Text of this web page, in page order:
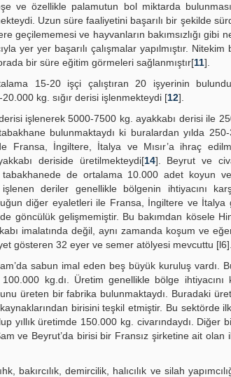
ve özellikle palamutun bol miktarda bulunması
Uzun süre faaliyetini başarılı bir şekilde
geçilememesi ve hayvanların bakımsızlığı gibi
yer yer başarılı çalışmalar yapılmıştır. Nitekim
bir süre eğitim görmeleri sağlanmıştır[11].
15-20 işçi çalıştıran 20 işyerinin
kg. sığır derisi işlenmekteydi [12].
işlenerek 5000-7500 kg. ayakkabı derisi ile
bulunmaktaydı ki buralardan yılda 250-
İngiltere, İtalya ve Mısır’a ihraç
deriside üretilmekteydi[14]. Beyrut ve
de ortalama 10.000 adet koyun
deriler genellikle bölgenin ihtiyacını
diğer eyaletleri ile Fransa, İngiltere ve İtalya
göncülük gelişmemiştir. Bu bakımdan kösele
imalatında değil, aynı zamanda koşum ve
gösteren 32 eyer ve semer atölyesi mevcuttu [l6].
sabun imal eden beş büyük kuruluş vardı.
kg.dı. Üretim genellikle bölge ihtiyacını
üreten bir fabrika bulunmaktaydı. Buradaki
birisini teşkil etmiştir. Bu sektörde ilk
yıllık üretimde 150.000 kg. civarındaydı. Diğer
ve Beyrut’da birisi bir Fransız şirketine ait olan
demircilik, halıcılık ve silah